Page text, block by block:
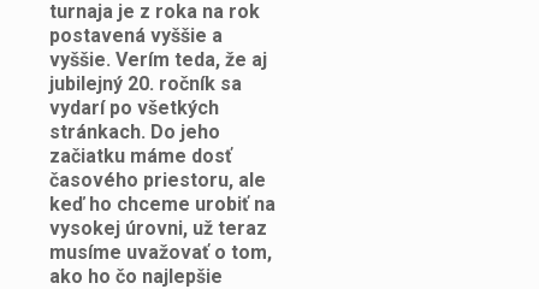
turnaja je z roka na rok
postavená vyššie a
vyššie. Verím teda, že aj
jubilejný 20. ročník sa
vydarí po všetkých
stránkach. Do jeho
začiatku máme dosť
časového priestoru, ale
keď ho chceme urobiť na
vysokej úrovni, už teraz
musíme uvažovať o tom,
ako ho čo najlepšie